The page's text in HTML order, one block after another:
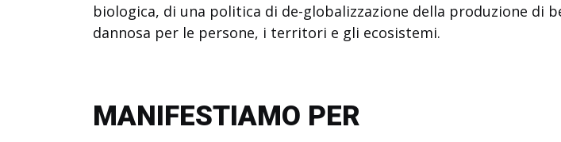
biologica, di una politica di de-globalizzazione della produzione di
dannosa per le persone, i territori e gli ecosistemi.
MANIFESTIAMO PER